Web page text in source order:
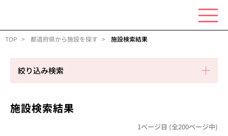
TOP 都道府県から施設を探す 施設検索結果
絞り込み検索
施設検索結果
1ページ目 (全200ページ中)